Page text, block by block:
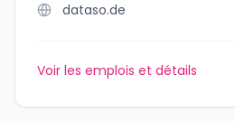
dataso.de
Voir les emplois et détails